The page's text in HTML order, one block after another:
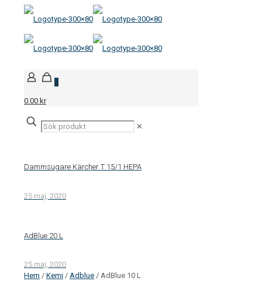
0
0.00 kr
✕
Dammsugare Kärcher T 15/1 HEPA
25 maj, 2020
AdBlue 20 L
25 maj, 2020
Hem / Kemi / Adblue / AdBlue 10 L